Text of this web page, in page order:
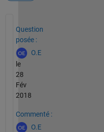
Question
posée :
O.E
le
28
Fév
2018
Commenté :
O.E